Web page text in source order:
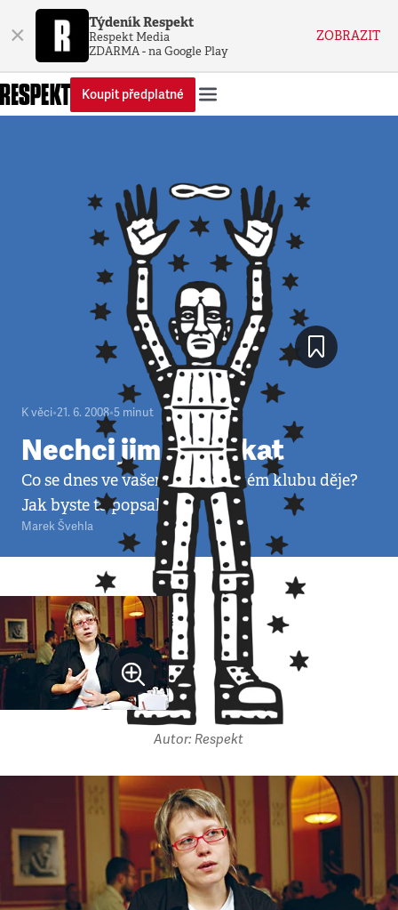
× Týdeník Respekt
Respekt Media
ZDARMA - na Google Play
ZOBRAZIT
Koupit předplatné
K věci•21. 6. 2008•5 minut
Nechci jim to pískat
Co se dnes ve vašem poslaneckém klubu děje?
Jak byste to popsala?
Marek Švehla
Autor: Respekt